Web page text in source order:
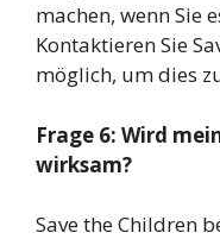
machen, wenn Sie
Kontaktieren Sie
möglich, um dies
Frage 6: Wird
wirksam?
Save the Children